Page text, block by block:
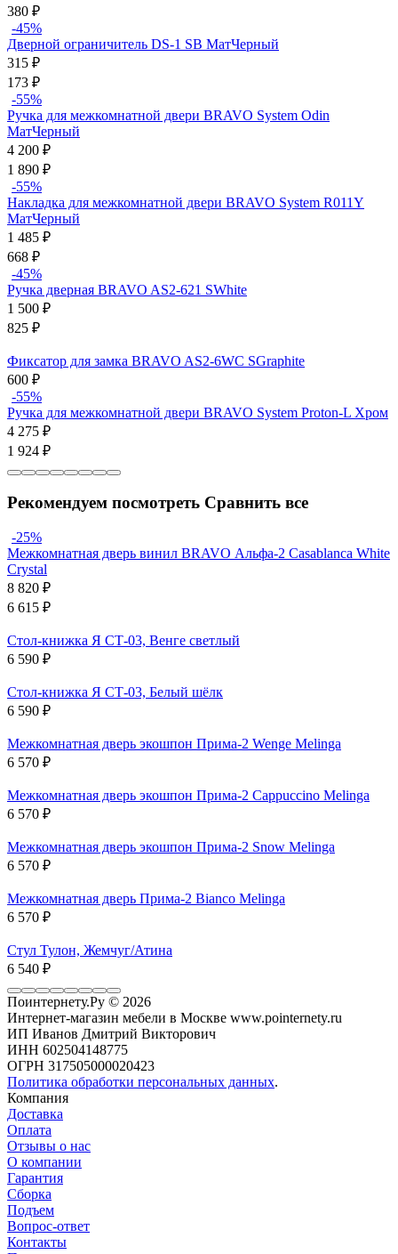
380 ₽
-45%
Дверной ограничитель DS-1 SB МатЧерный
315 ₽
173 ₽
-55%
Ручка для межкомнатной двери BRAVO System Odin
МатЧерный
4 200 ₽
1 890 ₽
-55%
Накладка для межкомнатной двери BRAVO System R011Y
МатЧерный
1 485 ₽
668 ₽
-45%
Ручка дверная BRAVO AS2-621 SWhite
1 500 ₽
825 ₽
Фиксатор для замка BRAVO AS2-6WC SGraphite
600 ₽
-55%
Ручка для межкомнатной двери BRAVO System Proton-L Хром
4 275 ₽
1 924 ₽
Рекомендуем посмотреть Сравнить все
-25%
Межкомнатная дверь винил BRAVO Альфа-2 Casablanca White
Сrystal
8 820 ₽
6 615 ₽
Стол-книжка Я СТ-03, Венге светлый
6 590 ₽
Стол-книжка Я СТ-03, Белый шёлк
6 590 ₽
Межкомнатная дверь экошпон Прима-2 Wenge Melinga
6 570 ₽
Межкомнатная дверь экошпон Прима-2 Cappuccino Melinga
6 570 ₽
Межкомнатная дверь экошпон Прима-2 Snow Melinga
6 570 ₽
Межкомнатная дверь Прима-2 Bianco Melinga
6 570 ₽
Стул Тулон, Жемчуг/Атина
6 540 ₽
Поинтернету.Ру © 2026
Интернет-магазин мебели в Москве www.pointernety.ru
ИП Иванов Дмитрий Викторович
ИНН 602504148775
ОГРН 317505000020423
Политика обработки персональных данных.
Компания
Доставка
Оплата
Отзывы о нас
О компании
Гарантия
Сборка
Подъем
Вопрос-ответ
Контакты